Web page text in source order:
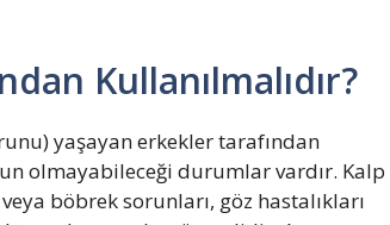
Kullanılmalıdır?
yaşayan erkekler tarafından
olmayabileceği durumlar vardır. Kalp
böbrek sorunları, göz hastalıkları